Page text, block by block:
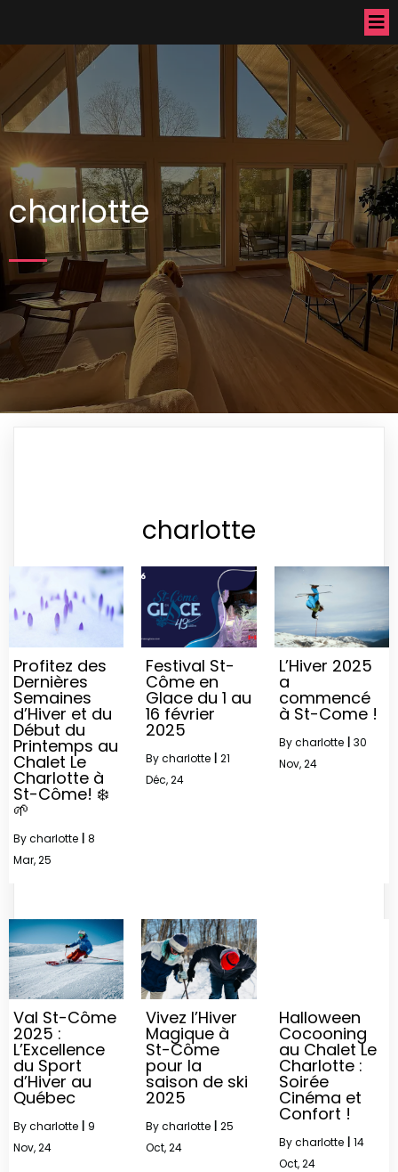
charlotte
charlotte
Profitez des
Dernières
Semaines
d’Hiver et du
Début du
Printemps au
Chalet Le
Charlotte à
St-Côme! ❄️
🌱
Bycharlotte
8
Mar, 25
Festival St-
Côme en
Glace du 1 au
16 février
2025
Bycharlotte
21
Déc, 24
L’Hiver 2025
a
commencé
à St-Come !
Bycharlotte
30
Nov, 24
Val St-Côme
2025 :
L’Excellence
du Sport
d’Hiver au
Québec
Bycharlotte
9
Nov, 24
Vivez l’Hiver
Magique à
St-Côme
pour la
saison de ski
2025
Bycharlotte
25
Oct, 24
Halloween
Cocooning
au Chalet Le
Charlotte :
Soirée
Cinéma et
Confort !
Bycharlotte
14
Oct, 24